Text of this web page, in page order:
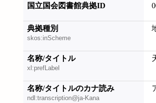
国立国会図書館典拠ID
典拠種別
skos:inScheme
名称/タイトル
xl:prefLabel
名称/タイトルのカナ読み
ndl:transcription@ja-Kana